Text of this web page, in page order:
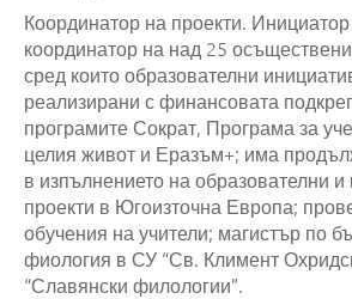
Координатор на проекти.
координатор на над 25
сред които образователни
реализирани с финансовата
програмите Сократ, Програма за
целия живот и Еразъм+; има
в изпълнението на образователни
проекти в Югоизточна Европа;
обучения на учители; магистър по
фиология в СУ “Св. Климент
“Славянски филологии”.